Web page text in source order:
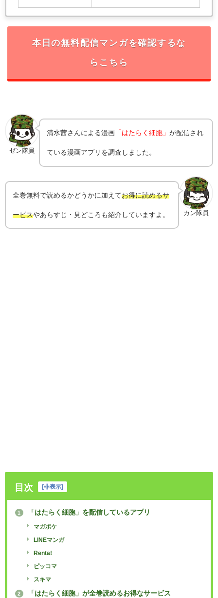
本日の無料配信マンガを確認するな
らこちら
ゼン隊員
清水茜さんによる漫画 「はたらく細胞」が配信され
ている漫画アプリを調査しました。
カン隊員
全巻無料で読めるかどうかに加えてお得に読めるサ
ービスやあらすじ・見どころも紹介していますよ。
目次 非表示
1 「はたらく細胞」を配信しているアプリ
マガポケ
LINEマンガ
Renta!
ピッコマ
スキマ
2 「はたらく細胞」が全巻読めるお得なサービス